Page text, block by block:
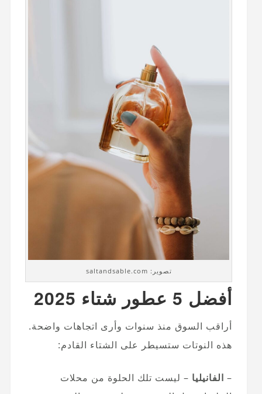
تصوير: saltandsable.com
أفضل 5 عطور شتاء 2025
أراقب السوق منذ سنوات وأرى اتجاهات واضحة.
هذه النوتات ستسيطر على الشتاء القادم:
– الفانيليا – ليست تلك الحلوة من محلات